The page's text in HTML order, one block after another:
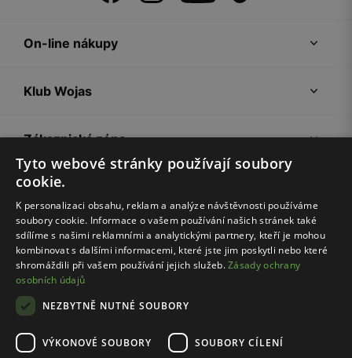
On-line nákupy
Klub Wojas
Zákaznická zóna
Společnost Wojas
Rady
Tyto webové stránky používají soubory
cookie.
K personalizaci obsahu, reklam a analýze návštěvnosti používáme
soubory cookie. Informace o vašem používání našich stránek také
sdílíme s našimi reklamními a analytickými partnery, kteří je mohou
kombinovat s dalšími informacemi, které jste jim poskytli nebo které
shromáždili při vašem používání jejich služeb.Zásady ochrany
osobních údajů
NEZBYTNĚ NUTNÉ SOUBORY
VÝKONOVÉ SOUBORY SOUBORY CÍLENÍ